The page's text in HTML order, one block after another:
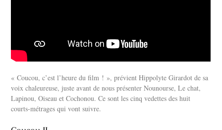
« Coucou, c’est l’heure du film ! », prévient Hippolyte Girardot de sa
voix chaleureuse, juste avant de nous présenter Nounourse, Le chat,
Lapinou, Oiseau et Cochonou. Ce sont les cinq vedettes des huit
courts-métrages qui vont suivre.